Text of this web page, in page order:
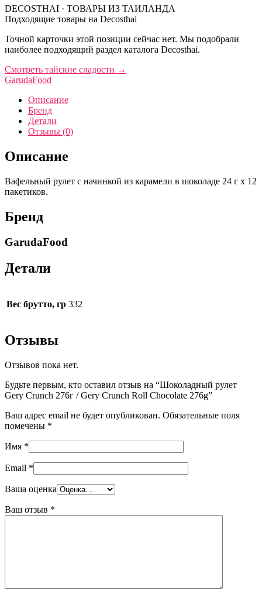
DECOSTHAI · ТОВАРЫ ИЗ ТАИЛАНДА
Подходящие товары на Decosthai
Точной карточки этой позиции сейчас нет. Мы подобрали
наиболее подходящий раздел каталога Decosthai.
Смотреть тайские сладости →
GarudaFood
Описание
Бренд
Детали
Отзывы (0)
Описание
Вафельный рулет с начинкой из карамели в шоколаде 24 г x 12
пакетиков.
Бренд
GarudaFood
Детали
Вес брутто, гр 332
Отзывы
Отзывов пока нет.
Будьте первым, кто оставил отзыв на “Шоколадный рулет
Gery Crunch 276г / Gery Crunch Roll Chocolate 276g”
Ваш адрес email не будет опубликован. Обязательные поля
помечены *
Имя *
Email *
Ваша оценка
Ваш отзыв *